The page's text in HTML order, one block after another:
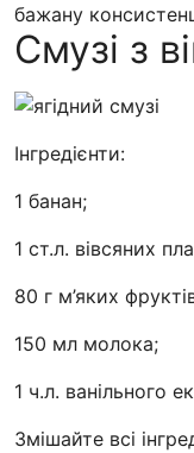
бажану
Смузі з
Інгредієнти:
1 банан;
1 ст.л. вівсяних
80 г м’яких
150 мл молока;
1 ч.л. ванільного
Змішайте всі